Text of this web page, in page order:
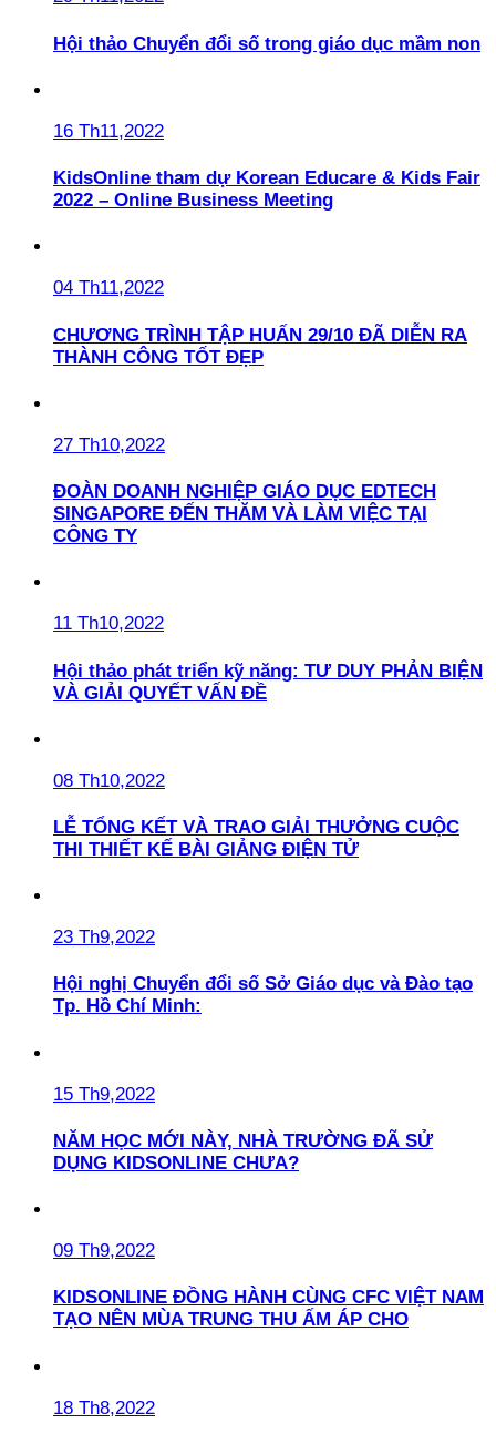
Hội thảo Chuyển đổi số trong giáo dục mầm non
16 Th11,2022
KidsOnline tham dự Korean Educare & Kids Fair
2022 – Online Business Meeting
04 Th11,2022
CHƯƠNG TRÌNH TẬP HUẤN 29/10 ĐÃ DIỄN RA
THÀNH CÔNG TỐT ĐẸP
27 Th10,2022
ĐOÀN DOANH NGHIỆP GIÁO DỤC EDTECH
SINGAPORE ĐẾN THĂM VÀ LÀM VIỆC TẠI
CÔNG TY
11 Th10,2022
Hội thảo phát triển kỹ năng: TƯ DUY PHẢN BIỆN
VÀ GIẢI QUYẾT VẤN ĐỀ
08 Th10,2022
LỄ TỔNG KẾT VÀ TRAO GIẢI THƯỞNG CUỘC
THI THIẾT KẾ BÀI GIẢNG ĐIỆN TỬ
23 Th9,2022
Hội nghị Chuyển đổi số Sở Giáo dục và Đào tạo
Tp. Hồ Chí Minh:
15 Th9,2022
NĂM HỌC MỚI NÀY, NHÀ TRƯỜNG ĐÃ SỬ
DỤNG KIDSONLINE CHƯA?
09 Th9,2022
KIDSONLINE ĐỒNG HÀNH CÙNG CFC VIỆT NAM
TẠO NÊN MÙA TRUNG THU ẤM ÁP CHO
18 Th8,2022